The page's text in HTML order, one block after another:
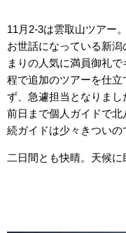
11月2-3は雲取山ツアー。
お世話になっている新
まりの人気に満員御礼
程で追加のツアーを仕
ず、急遽担当となりまし
前日まで個人ガイドで
続ガイドは少々きついの
二日間とも快晴。天候に